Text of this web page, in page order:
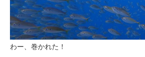
わー、巻かれた！